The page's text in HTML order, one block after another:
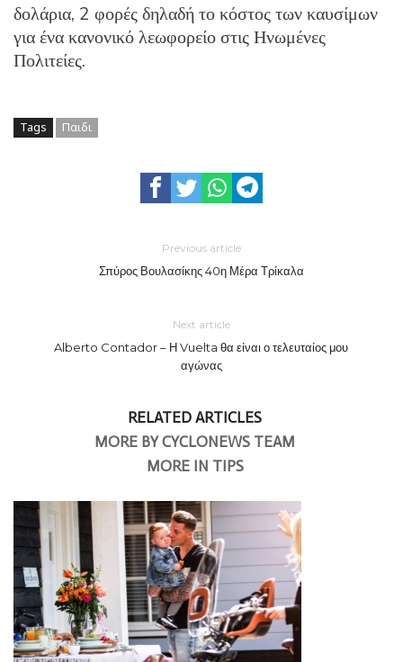
δολάρια, 2 φορές δηλαδή το κόστος των καυσίμων
για ένα κανονικό λεωφορείο στις Ηνωμένες
Πολιτείες.
Tags Παιδι
Previous article
Σπύρος Βουλασίκης 40η Μέρα Τρίκαλα
Next article
Alberto Contador – Η Vuelta θα είναι ο τελευταίος μου
αγώνας
RELATED ARTICLES
MORE BY CYCLONEWS TEAM
MORE IN TIPS